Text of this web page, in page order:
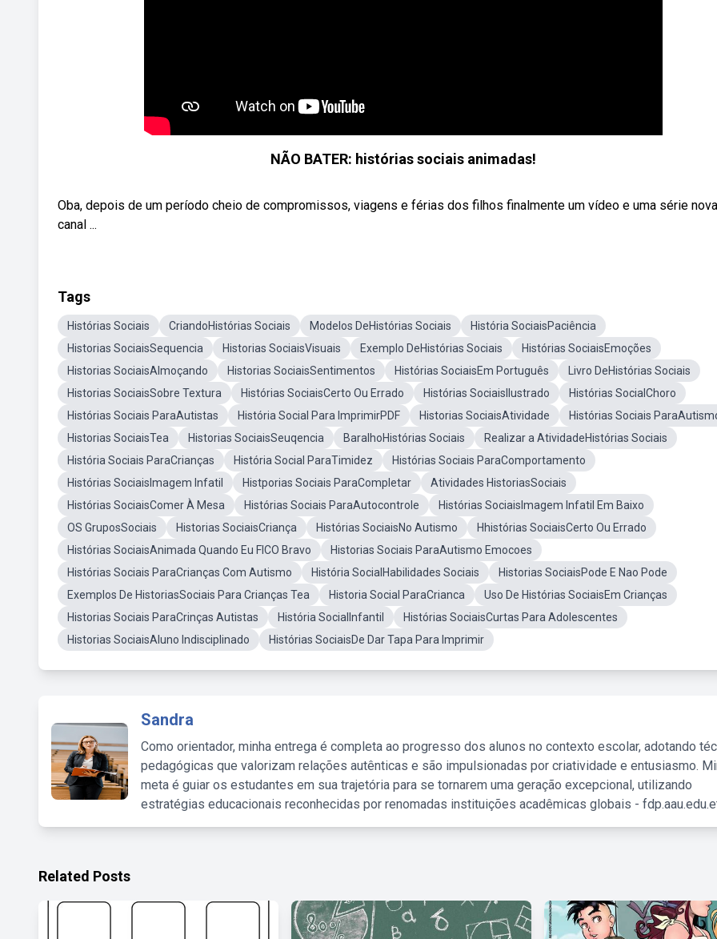
NÃO BATER: histórias sociais animadas!
Oba, depois de um período cheio de compromissos, viagens e férias dos filhos finalmente um vídeo e uma série
canal ...
Tags
Histórias Sociais CriandoHistórias Sociais Modelos DeHistórias Sociais
História SociaisPaciência
Historias SociaisSequencia
Historias SociaisVisuais Exemplo DeHistórias Sociais
Histórias SociaisEmoções
Historias SociaisAlmoçando
Historias SociaisSentimentos Histórias SociaisEm Português
Livro DeHistórias Sociais
Historias SociaisSobre Textura
Histórias SociaisCerto Ou Errado Histórias SociaisIlustrado
Histórias SocialChoro
Histórias Sociais ParaAutistas
História Social Para ImprimirPDF Historias SociaisAtividade
Histórias Sociais
Historias SociaisTea
Historias SociaisSeuqencia BaralhoHistórias Sociais
Realizar a AtividadeHistórias Sociais
História Sociais ParaCrianças
História Social ParaTimidez
Histórias Sociais ParaComportamento
Histórias SociaisImagem Infatil
Histporias Sociais ParaCompletar
Atividades HistoriasSociais
Histórias SociaisComer À Mesa
Histórias Sociais ParaAutocontrole
Histórias SociaisImagem Infatil Em Baixo
OS GruposSociais
Historias SociaisCriança Histórias SociaisNo Autismo
Hhistórias SociaisCerto Ou Errado
Histórias SociaisAnimada Quando Eu FICO Bravo
Historias Sociais ParaAutismo Emocoes
Histórias Sociais ParaCrianças Com Autismo
História SocialHabilidades Sociais
Historias SociaisPode E Nao Pode
Exemplos De HistoriasSociais Para Crianças Tea
Historia Social ParaCrianca
Uso De Histórias SociaisEm Crianças
Historias Sociais ParaCrinças Autistas
História SocialInfantil
Histórias SociaisCurtas Para Adolescentes
Historias SociaisAluno Indisciplinado
Histórias SociaisDe Dar Tapa Para Imprimir
Sandra
Como orientador, minha entrega é completa ao progresso dos alunos no contexto escolar, adotando
pedagógicas que valorizam relações autênticas e são impulsionadas por criatividade e entusiasmo.
meta é guiar os estudantes em sua trajetória para se tornarem uma geração excepcional, utilizando
estratégias educacionais reconhecidas por renomadas instituições acadêmicas globais -
Related Posts